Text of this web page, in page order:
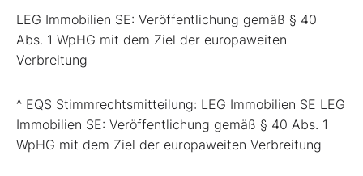
Kontakt
LEG Immobilien SE: Veröffentlichung gemäß § 40
Abs. 1 WpHG mit dem Ziel der europaweiten
Verbreitung
^ EQS Stimmrechtsmitteilung: LEG Immobilien SE LEG
Immobilien SE: Veröffentlichung gemäß § 40 Abs. 1
WpHG mit dem Ziel der europaweiten Verbreitung